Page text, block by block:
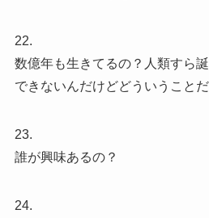
22.
数億年も生きてるの？人類すら
できないんだけどどういうことだ
23.
誰が興味あるの？
24.